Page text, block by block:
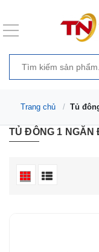
Trang chủ Tủ
TỦ ĐÔNG 1 NGĂN